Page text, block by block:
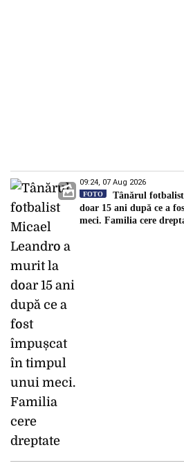
09:24, 07 Aug 2026
FOTO
Tânărul
doar 15 ani după ce a
meci. Familia cere